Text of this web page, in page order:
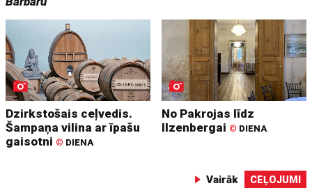
Dzirkstošais ceļvedis.
Šampaņa vilina ar īpašu
gaisotni © DIENA
No Pakrojas līdz
Ilzenbergai © DIENA
Vairāk CEĻOJUMI